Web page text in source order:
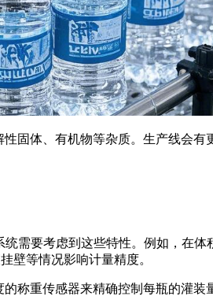
体、有机物等杂质。生产线会有
需要考虑到这些特性。例如，在
壁等情况影响计量精度。
重传感器来精确控制每瓶的灌装